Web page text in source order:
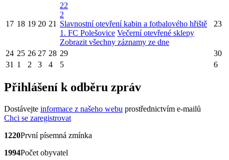
17 18 19 20 21
22
2
Slavnostní otevření kabin a fotbalového hřiště
1. FC Polešovice Večerní otevřené sklepy
Zobrazit všechny záznamy ze dne
23
24 25 26 27 28 29
30
31 1 2 3 4 5 6
Přihlášení k odběru zpráv
Dostávejte informace z našeho webu prostřednictvím e-mailů
Chci se zaregistrovat
1220První písemná zmínka
1994Počet obyvatel